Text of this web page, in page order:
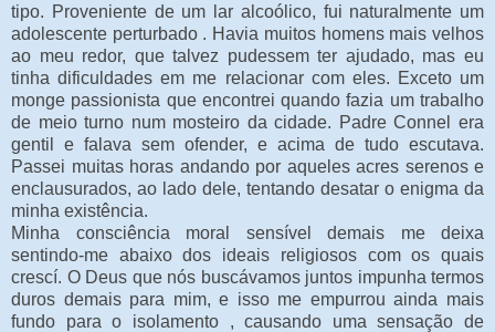
tipo. Proveniente de um lar alcoólico, fui naturalmente um
adolescente perturbado . Havia muitos homens mais velhos
ao meu redor, que talvez pudessem ter ajudado, mas eu
tinha dificuldades em me relacionar com eles. Exceto um
monge passionista que encontrei quando fazia um trabalho
de meio turno num mosteiro da cidade. Padre Connel era
gentil e falava sem ofender, e acima de tudo escutava.
Passei muitas horas andando por aqueles acres serenos e
enclausurados, ao lado dele, tentando desatar o enigma da
minha existência.
Minha consciência moral sensível demais me deixa
sentindo-me abaixo dos ideais religiosos com os quais
crescí. O Deus que nós buscávamos juntos impunha termos
duros demais para mim, e isso me empurrou ainda mais
fundo para o isolamento , causando uma sensação de